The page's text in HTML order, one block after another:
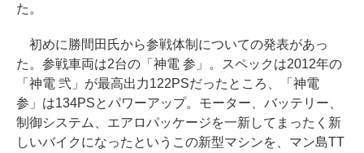
た。
初めに勝間田氏から参戦体制についての発表があっ
た。参戦車両は2台の「神電 参」。スペックは2012年の
「神電 弐」が最高出力122PSだったところ、「神電
参」は134PSとパワーアップ。モーター、バッテリー、
制御システム、エアロパッケージを一新してまったく新
しいバイクになったというこの新型マシンを、マン島TT